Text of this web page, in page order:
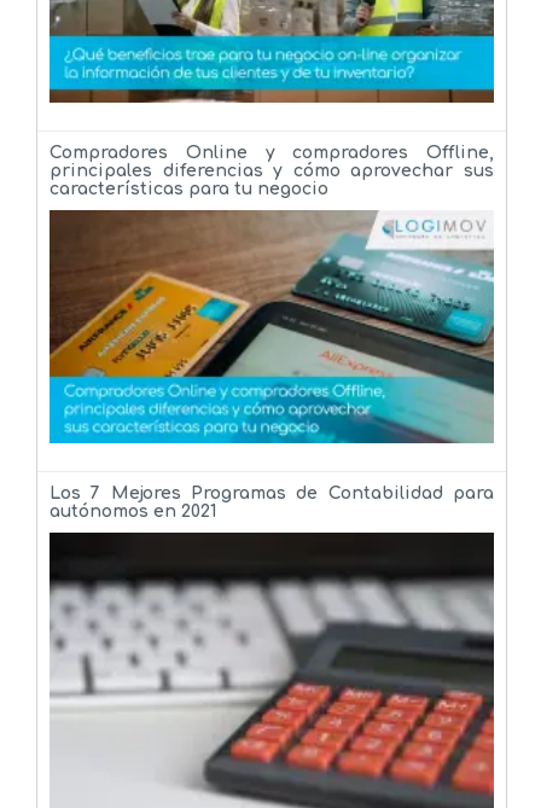
Compradores Online y compradores Offline,
principales diferencias y cómo aprovechar sus
características para tu negocio
Los 7 Mejores Programas de Contabilidad para
autónomos en 2021